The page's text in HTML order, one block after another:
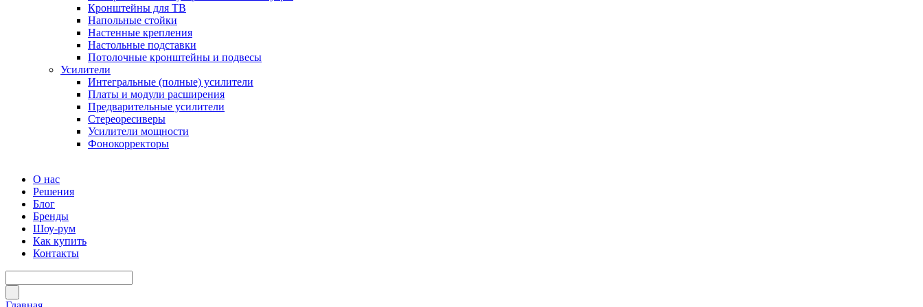
Кронштейны для ТВ
Напольные стойки
Настенные крепления
Настольные подставки
Потолочные кронштейны и подвесы
Усилители
Интегральные (полные) усилители
Платы и модули расширения
Предварительные усилители
Стереоресиверы
Усилители мощности
Фонокорректоры
О нас
Решения
Блог
Бренды
Шоу-рум
Как купить
Контакты